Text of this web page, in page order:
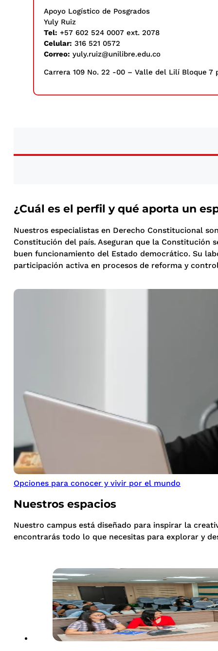
Apoyo Logístico de Posgrados
Yuly Ruiz
Tel: +57 602 524 0007 ext. 2078
Celular: 316 521 0572
Correo: yuly.ruiz@unilibre.edu.co
Carrera 109 No. 22 -00 – Valle del Lilí Bloque 7
¿Cuál es el perfil y qué aporta un
Nuestros especialistas en Derecho Constitucional
Constitución del país. Aseguran que la Constitución
buen funcionamiento del Estado democrático. Su
participación activa en procesos de reforma y
Opciones para conocer y vivir por el mundo
Nuestros espacios
Nuestro campus está diseñado para inspirar la
encontrarás todo lo que necesitas para explorar y